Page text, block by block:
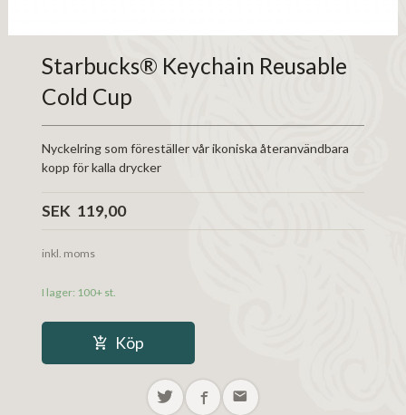
Starbucks® Keychain Reusable
Cold Cup
Nyckelring som föreställer vår ikoniska återanvändbara
kopp för kalla drycker
Pris
SEK 119,00
inkl. moms
I lager: 100+ st.
Köp